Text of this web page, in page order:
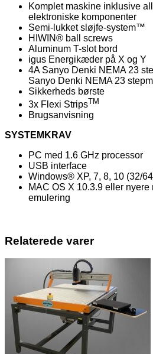
Komplet maskine inklusive
elektroniske komponenter
Semi-lukket sløjfe-system™
HIWIN® ball screws
Aluminum T-slot bord
igus Energikæder på X og Y
4A Sanyo Denki NEMA 23
Sanyo Denki NEMA 23
Sikkerheds børste
3x Flexi StripsTM
Brugsanvisning
SYSTEMKRAV
PC med 1.6 GHz processor
USB interface
Windows® XP, 7, 8, 10 (32/
MAC OS X 10.3.9 eller
emulering
Relaterede varer